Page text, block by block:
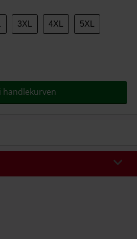
3XL 4XL 5XL
handlekurven